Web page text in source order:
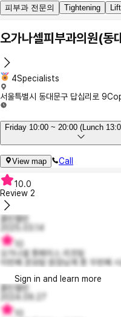
피부과 전문의 Tightening
오가나셀피부과의원(동
4Specialists
서울특별시 동대문구 답십리로 9
Friday 10:00 ~ 20:00 (Lunch
View map Call
10.0
Review 2
콜린캘빈
2025.03.14
오가나셀 튠페이스 리프팅
이번째 권보람 원장님께 튠 두번째
Sign in and learn more
콜린캘빈
2024.09.27